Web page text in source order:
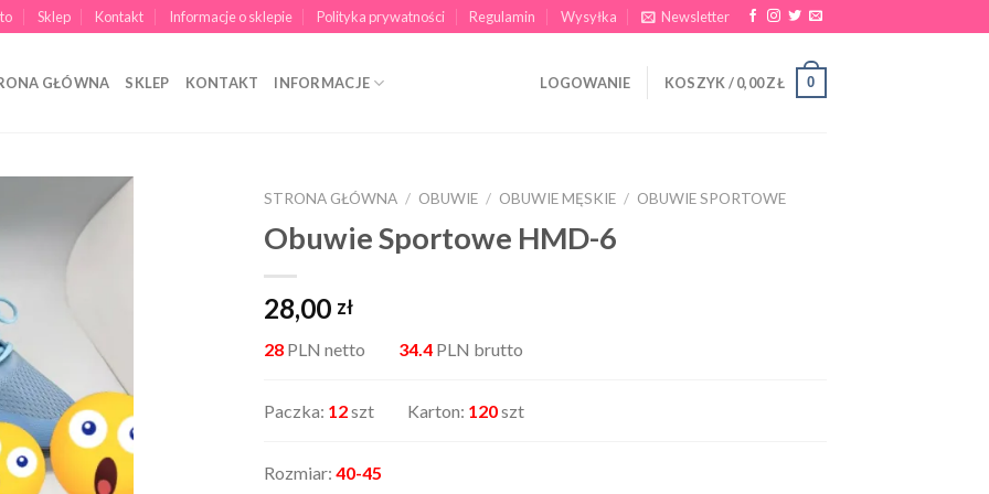
Sklep Kontakt Informacje o sklepie Polityka prywatności Regulamin Wysyłka Newsletter
GŁÓWNA SKLEP KONTAKT INFORMACJE LOGOWANIE KOSZYK /0,00ZŁ 0
STRONA GŁÓWNA / OBUWIE / OBUWIE MĘSKIE / OBUWIE SPORTOWE
Obuwie Sportowe HMD-6
28,00 zł
28 PLN netto 34.4 PLN brutto
Paczka: 12szt Karton: 120szt
Rozmiar: 40-45